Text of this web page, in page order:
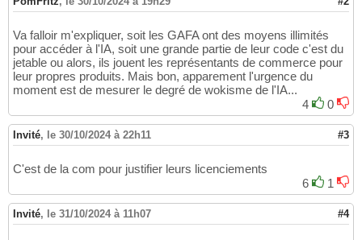
Va falloir m'expliquer, soit les GAFA ont des moyens illimités
pour accéder à l'IA, soit une grande partie de leur code c'est du
jetable ou alors, ils jouent les représentants de commerce pour
leur propres produits. Mais bon, apparement l'urgence du
moment est de mesurer le degré de wokisme de l'IA...
4
0
Invité, le 30/10/2024 à 22h11 #3
C'est de la com pour justifier leurs licenciements
6
1
Invité, le 31/10/2024 à 11h07 #4